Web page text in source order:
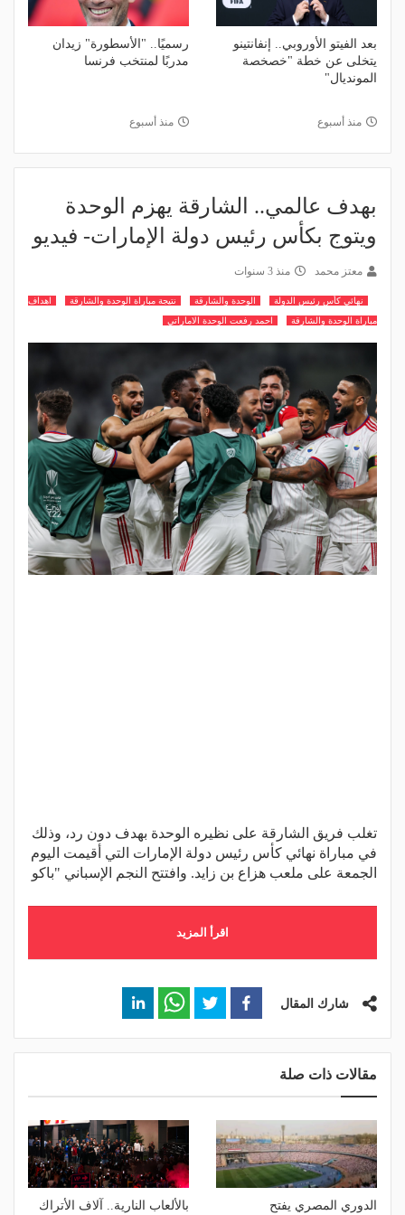
بعد الفيتو الأوروبي.. إنفانتينو
يتخلى عن خطة "خصخصة
المونديال"
منذ أسبوع
رسميًا.. "الأسطورة" زيدان
مدربًا لمنتخب فرنسا
منذ أسبوع
بهدف عالمي.. الشارقة يهزم الوحدة
ويتوج بكأس رئيس دولة الإمارات- فيديو
معتز محمد منذ 3 سنوات
نهائي كأس رئيس الدولة الوحدة والشارقة نتيجة مباراة الوحدة والشارقة
اهداف
مباراة الوحدة والشارقة
احمد رفعت الوحدة الاماراتي
تغلب فريق الشارقة على نظيره الوحدة بهدف دون رد، وذلك
في مباراة نهائي كأس رئيس دولة الإمارات التي أقيمت اليوم
الجمعة على ملعب هزاع بن زايد. وافتتح النجم الإسباني "باكو
اقرأ المزيد
شارك المقال
مقالات ذات صلة
الدوري المصري يفتح
بالألعاب النارية.. آلاف الأتراك